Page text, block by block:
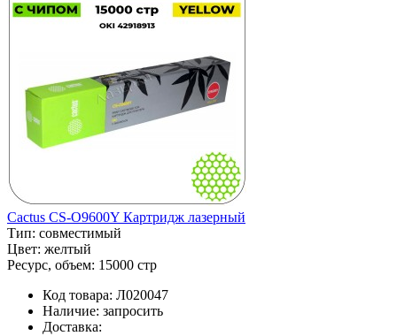
Cactus CS-O9600Y Картридж лазерный
Тип: совместимый
Цвет: желтый
Ресурс, объем: 15000 стр
Код товара: Л020047
Наличие: запросить
Доставка: